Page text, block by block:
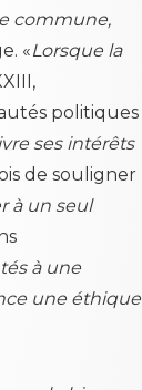
commune,
«Lorsque la
politiques
ses intérêts
de souligner
à un seul
à une
une éthique